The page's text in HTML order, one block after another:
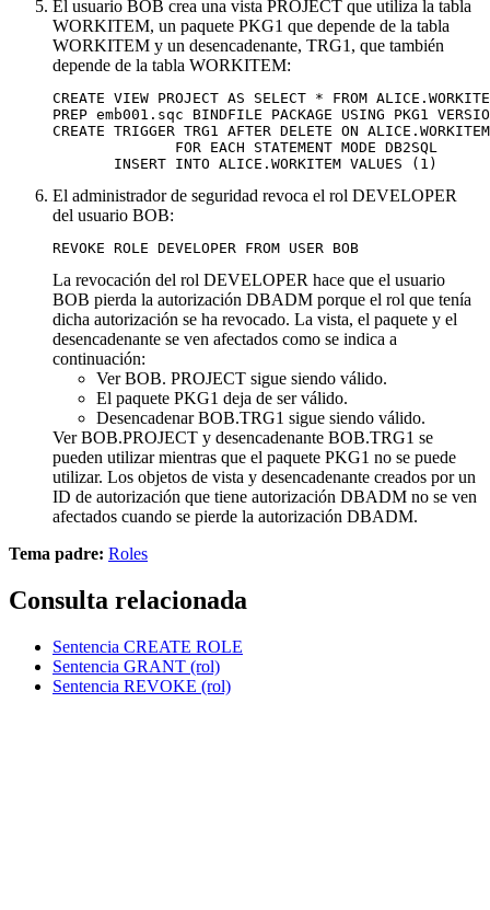
El usuario BOB crea una vista PROJECT que utiliza la tabla
WORKITEM, un paquete PKG1 que depende de la tabla
WORKITEM y un desencadenante, TRG1, que también
depende de la tabla WORKITEM:
CREATE VIEW PROJECT AS SELECT * FROM
PREP emb001.sqc BINDFILE PACKAGE USING PKG1
CREATE TRIGGER TRG1 AFTER DELETE ON
              FOR EACH STATEMENT MODE DB2SQL
       INSERT INTO ALICE.WORKITEM VALUES (1)
El administrador de seguridad revoca el rol DEVELOPER
del usuario BOB:
REVOKE ROLE DEVELOPER FROM USER BOB
La revocación del rol DEVELOPER hace que el usuario
BOB pierda la autorización DBADM porque el rol que tenía
dicha autorización se ha revocado. La vista, el paquete y el
desencadenante se ven afectados como se indica a
continuación:
Ver BOB. PROJECT sigue siendo válido.
El paquete PKG1 deja de ser válido.
Desencadenar BOB.TRG1 sigue siendo válido.
Ver BOB.PROJECT y desencadenante BOB.TRG1 se
pueden utilizar mientras que el paquete PKG1 no se puede
utilizar. Los objetos de vista y desencadenante creados por un
ID de autorización que tiene autorización DBADM no se ven
afectados cuando se pierde la autorización DBADM.
Tema padre: Roles
Consulta relacionada
Sentencia CREATE ROLE
Sentencia GRANT (rol)
Sentencia REVOKE (rol)